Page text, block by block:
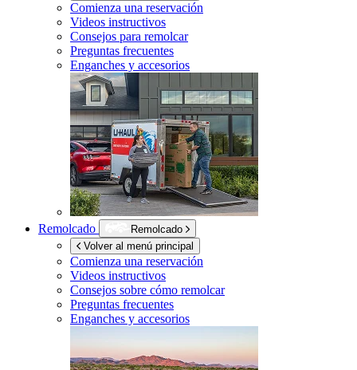
Comienza una reservación
Videos instructivos
Consejos para remolcar
Preguntas frecuentes
Enganches y accesorios
Remolcado
Remolcado
Volver al menú principal
Comienza una reservación
Videos instructivos
Consejos sobre cómo remolcar
Preguntas frecuentes
Enganches y accesorios